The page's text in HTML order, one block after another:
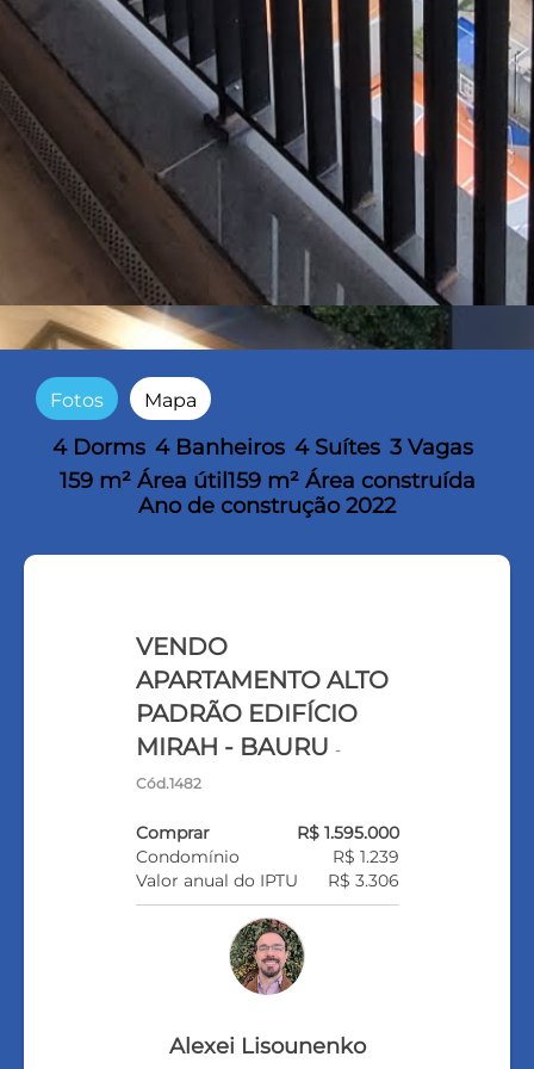
Fotos Mapa
4 Dorms 4 Banheiros 4 Suítes 3 Vagas
159 m² Área útil 159 m² Área construída
Ano de construção 2022
VENDO
APARTAMENTO ALTO
PADRÃO EDIFÍCIO
MIRAH - BAURU -
Cód.1482
Comprar
R$ 1.595.000
Condomínio
R$ 1.239
Valor anual do IPTU
R$ 3.306
Alexei Lisounenko